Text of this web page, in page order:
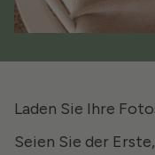
Laden Sie Ihre
Seien Sie der